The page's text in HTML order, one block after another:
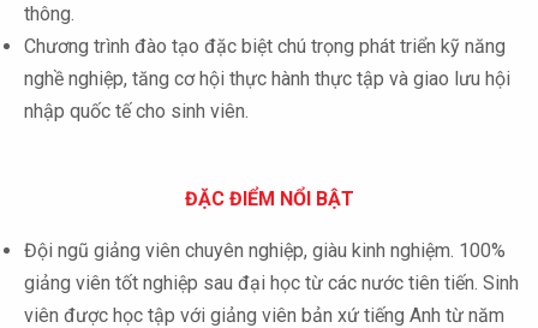
thông.
Chương trình đào tạo đặc biệt chú trọng phát triển kỹ năng
nghề nghiệp, tăng cơ hội thực hành thực tập và giao lưu hội
nhập quốc tế cho sinh viên.
ĐẶC ĐIỂM NỔI BẬT
Đội ngũ giảng viên chuyên nghiệp, giàu kinh nghiệm. 100%
giảng viên tốt nghiệp sau đại học từ các nước tiên tiến. Sinh
viên được học tập với giảng viên bản xứ tiếng Anh từ năm